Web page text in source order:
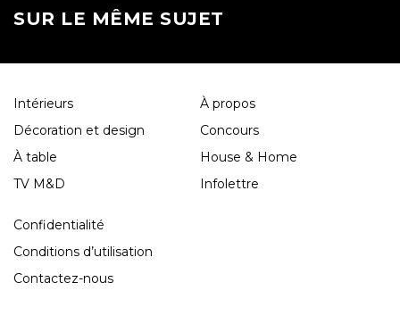
SUR LE MÊME SUJET
Intérieurs
Décoration et design
À table
TV M&D
À propos
Concours
House & Home
Infolettre
Confidentialité
Conditions d’utilisation
Contactez-nous